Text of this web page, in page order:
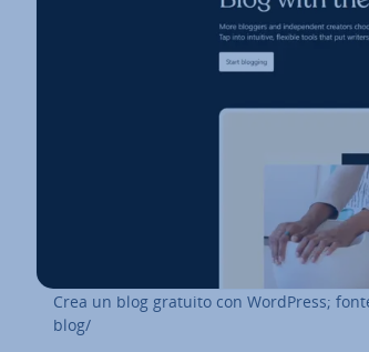
Crea un blog gratuito con WordPress;
blog/